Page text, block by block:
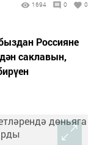
1694 0 0
Россияне
саклавын,